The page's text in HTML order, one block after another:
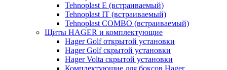
Tehnoplast E (встраиваемый)
Tehnoplast IT (встраиваемый)
Tehnoplast COMBO (встраиваемый)
Щиты HAGER и комплектующие
Hager Golf открытой установки
Hager Golf скрытой установки
Hager Volta скрытой установки
Комплектующие для боксов Hager